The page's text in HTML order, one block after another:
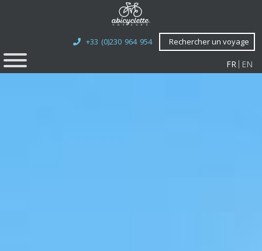
+33 (0)230 964 954 Rechercher un voyage
FR EN